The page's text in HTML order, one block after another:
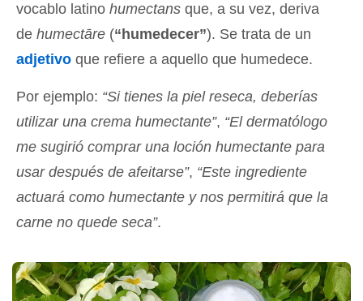
vocablo latino humectans que, a su vez, deriva
de humectāre (“humedecer”). Se trata de un
adjetivo que refiere a aquello que humedece.
Por ejemplo: “Si tienes la piel reseca, deberías
utilizar una crema humectante”, “El dermatólogo
me sugirió comprar una loción humectante para
usar después de afeitarse”, “Este ingrediente
actuará como humectante y nos permitirá que la
carne no quede seca”.